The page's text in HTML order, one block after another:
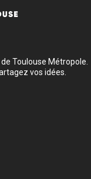
Toulouse Métropole.
vos idées.